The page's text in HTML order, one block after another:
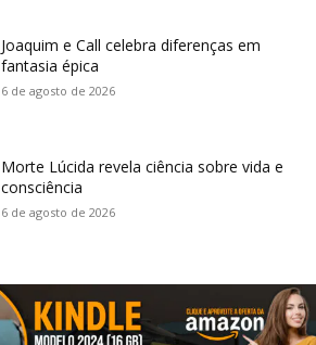
Joaquim e Call celebra diferenças em
fantasia épica
6 de agosto de 2026
Morte Lúcida revela ciência sobre vida e
consciência
6 de agosto de 2026